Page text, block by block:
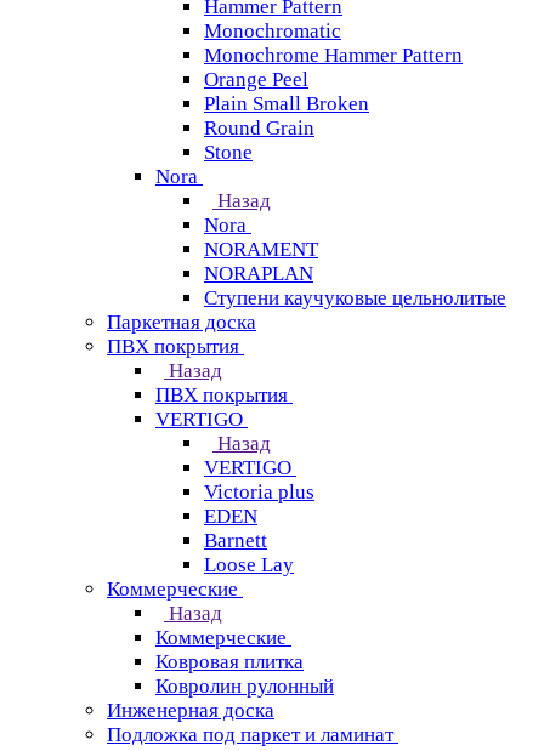
Hammer Pattern
Monochromatic
Monochrome Hammer Pattern
Orange Peel
Plain Small Broken
Round Grain
Stone
Nora
Назад
Nora
NORAMENT
NORAPLAN
Ступени каучуковые цельнолитые
Паркетная доска
ПВХ покрытия
Назад
ПВХ покрытия
VERTIGO
Назад
VERTIGO
Victoria plus
EDEN
Barnett
Loose Lay
Коммерческие
Назад
Коммерческие
Ковровая плитка
Ковролин рулонный
Инженерная доска
Подложка под паркет и ламинат